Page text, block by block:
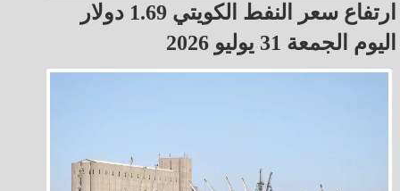
ارتفاع سعر النفط الكويتي 1.69 دولار
اليوم الجمعة 31 يوليو 2026